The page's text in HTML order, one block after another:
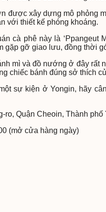
được xây dựng mô phỏng
với thiết kế phóng khoáng.
cà phê này là
gặp gỡ giao lưu, đồng thời
mì và đồ nướng ở đây rất
chiếc bánh đúng sở thích
sự kiện ở Yongin, hãy
ro, Quận Cheoin, Thành
(mở cửa hàng ngày)